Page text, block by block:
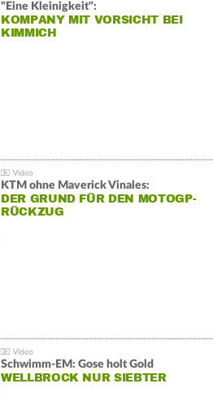
"Eine Kleinigkeit":
KOMPANY MIT VORSICHT BEI
KIMMICH
KTM ohne Maverick Vinales:
DER GRUND FÜR DEN MOTOGP-
RÜCKZUG
Schwimm-EM: Gose holt Gold
WELLBROCK NUR SIEBTER